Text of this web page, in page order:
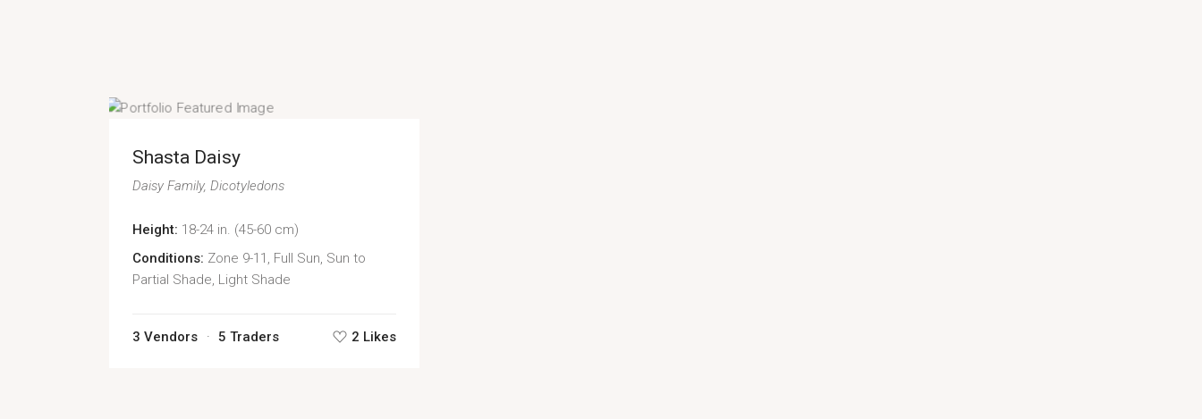
Shasta Daisy
Daisy Family Dicotyledons
Height: 18-24 in. (45-60 cm)
Conditions: Zone 9-11, Full Sun, Sun to
Partial Shade, Light Shade
3 Vendors 5 Traders 2 Likes